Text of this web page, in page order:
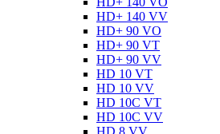
HD+ 140 VV
HD+ 90 VO
HD+ 90 VT
HD+ 90 VV
HD 10 VT
HD 10 VV
HD 10C VT
HD 10C VV
HD 8 VV